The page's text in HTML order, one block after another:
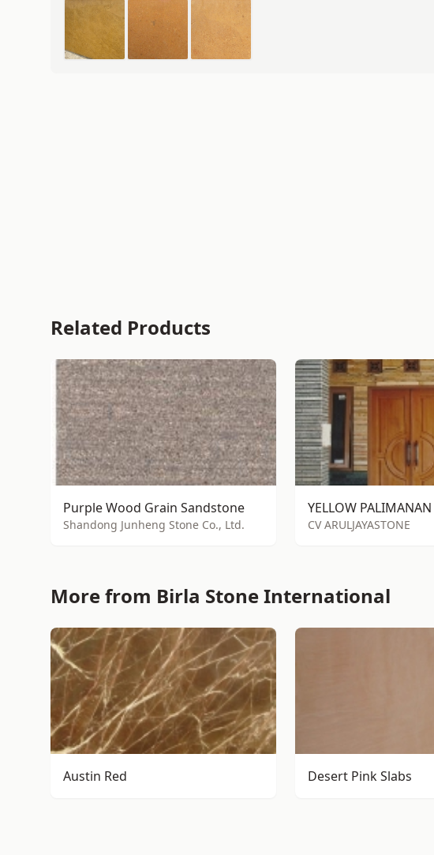
Related Products
Purple Wood Grain Sandstone
Shandong Junheng Stone Co., Ltd. CV ARULJAYASTONE
More from Birla Stone International
Austin Red Desert Pink Slabs